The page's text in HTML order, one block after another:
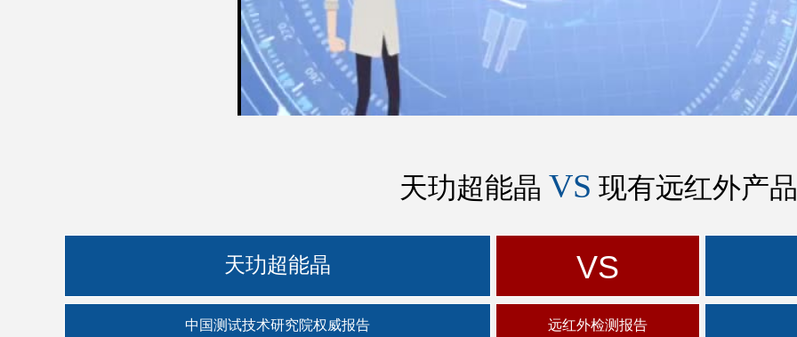
天玏超能晶 VS 现有远红外产品
天玏超能晶 VS
中国测试技术研究院权威报告 远红外检测报告